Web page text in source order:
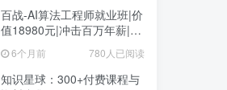
百战-AI算法工程师就业班|价
值18980元|冲击百万年薪|完
结无秘
6个月前 780人已阅读
知识星球：300+付费课程与